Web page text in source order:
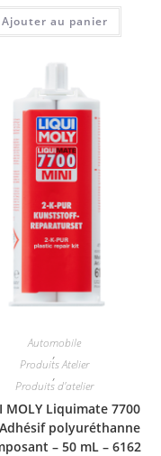
Ajouter au panier
Automobile
,
Produits Atelier
,
Produits d'atelier
MOLY Liquimate 7700
polyuréthanne
– 50 mL – 6162